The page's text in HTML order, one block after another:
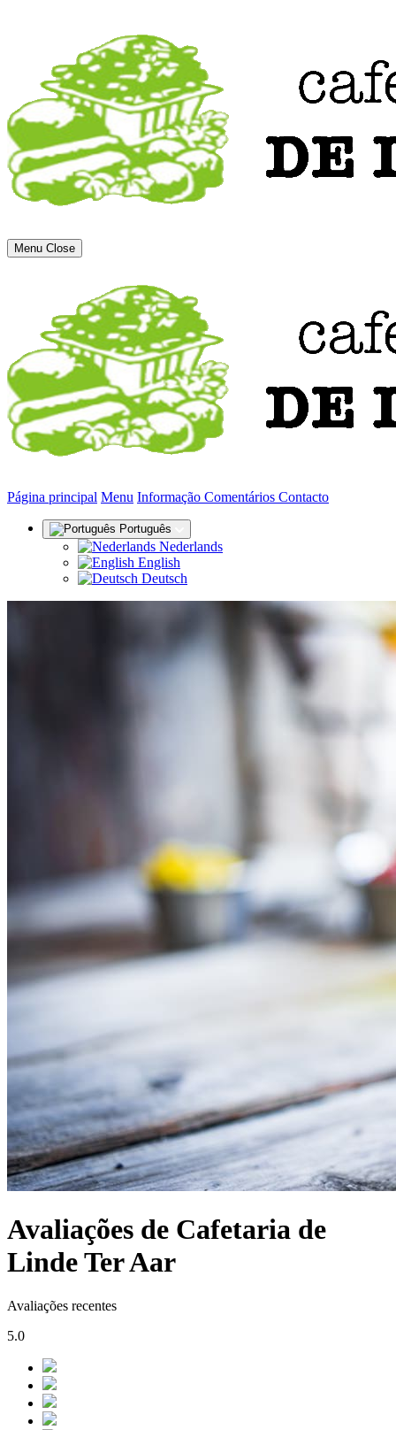
Menu Close
Página principal Menu Informação Comentários (actual)
Contacto
Português
Nederlands
English
Deutsch
Avaliações de Cafetaria de
Linde Ter Aar
Avaliações recentes
5.0